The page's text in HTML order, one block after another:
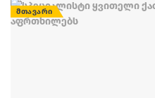
ᲛᲗᲐᲕᲐᲠᲘ